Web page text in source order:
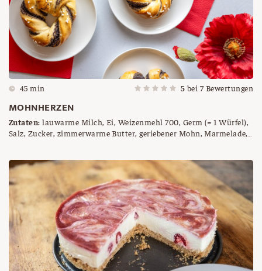
45 min 5 bei 7Bewertungen
MOHNHERZEN
Zutaten: lauwarme Milch, Ei, Weizenmehl 700, Germ (= 1 Würfel),
Salz, Zucker, zimmerwarme Butter, geriebener Mohn, Marmelade,